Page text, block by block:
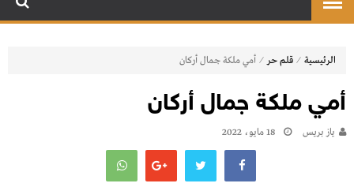
الرئيسية ⁄ قلم حر ⁄ أمي ملكة جمال أركان
أمي ملكة جمال أركان
يـاز بريـس 18 مايو، 2022